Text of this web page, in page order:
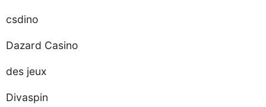
csdino
Dazard Casino
des jeux
Divaspin